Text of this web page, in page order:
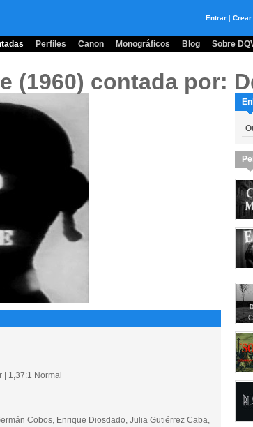
Entrar | Crear
Perfiles Canon Monográficos Blog Sobre
(1960) contada por:
| 1,37:1 Normal
Cobos, Enrique Diosdado, Julia Gutiérrez Caba,